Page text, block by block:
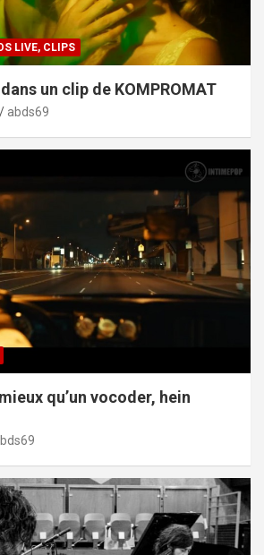
LIVE, CLIPS
un clip de KOMPROMAT
abds69
qu’un vocoder, hein